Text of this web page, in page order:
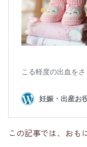
この記事では、おも